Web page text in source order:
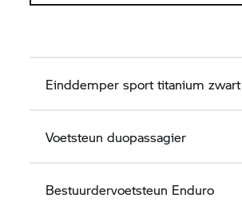
Einddemper sport titanium zwart
Voetsteun duopassagier
Bestuurdervoetsteun Enduro